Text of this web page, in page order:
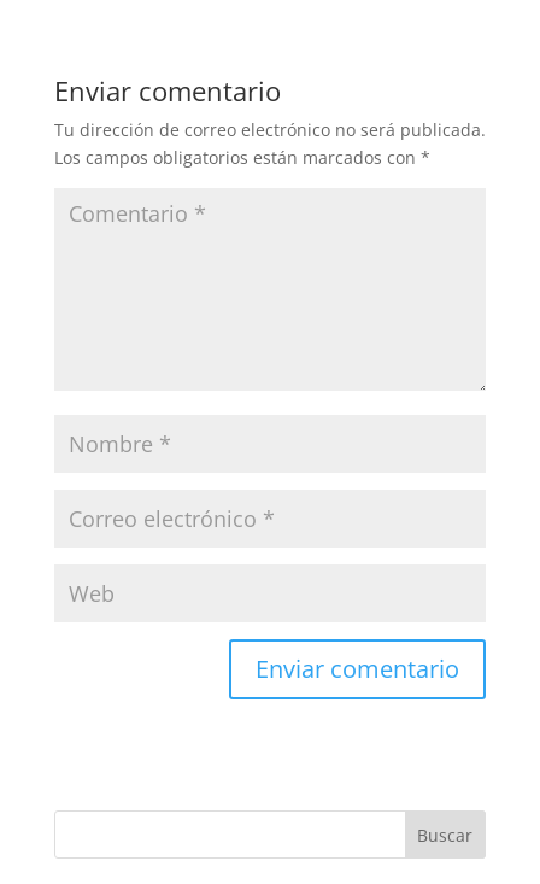
Enviar comentario
Tu dirección de correo electrónico no será publicada.
Los campos obligatorios están marcados con *